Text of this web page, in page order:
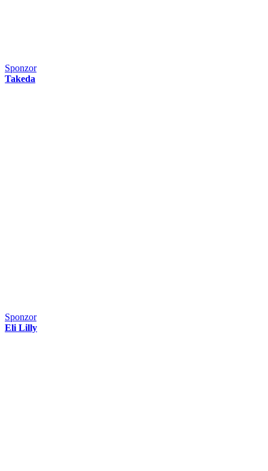
Sponzor
Takeda
Sponzor
Eli Lilly